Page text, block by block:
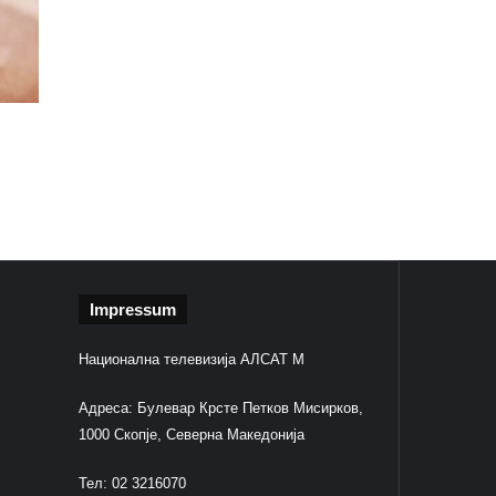
Impressum
Национална телевизија АЛСАТ М
Адреса: Булевар Крсте Петков Мисирков,
1000 Скопје, Северна Македонија
Тел: 02 3216070